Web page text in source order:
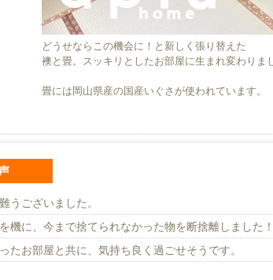
どうせならこの機会に！と新しく張り替えた
襖と畳。スッキリとしたお部屋に生まれ変わりま
畳には岡山県産の国産いぐさが使われています。
うございました。
機に、今まで捨てられなかった物を断捨離しました！
たお部屋と共に、気持ち良く過ごせそうです。